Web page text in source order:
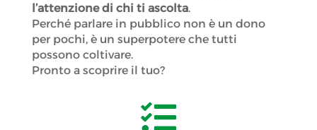
l’attenzione di chi ti ascolta.
Perché parlare in pubblico non è un dono
per pochi, è un superpotere che tutti
possono coltivare.
Pronto a scoprire il tuo?
